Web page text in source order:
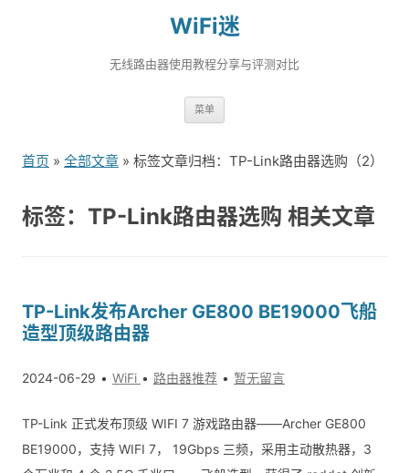
WiFi迷
无线路由器使用教程分享与评测对比
菜单
到
首页 » 全部文章 » 标签文章归档：TP-Link路由器选购（2）
标签：TP-Link路由器选购 相关文章
TP-Link发布Archer GE800 BE19000飞船
造型顶级路由器
2024-06-29 WiFi 路由器推荐 暂无留言
TP-Link 正式发布顶级 WIFI 7 游戏路由器——Archer GE800
BE19000，支持 WIFI 7， 19Gbps 三频，采用主动散热器，3